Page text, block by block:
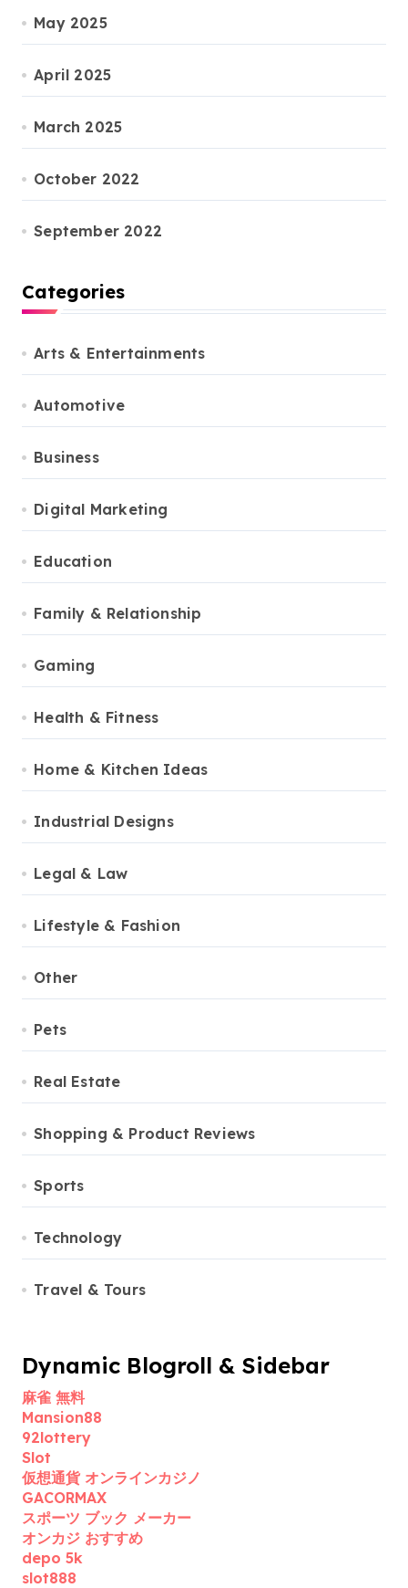
May 2025
April 2025
March 2025
October 2022
September 2022
Categories
Arts & Entertainments
Automotive
Business
Digital Marketing
Education
Family & Relationship
Gaming
Health & Fitness
Home & Kitchen Ideas
Industrial Designs
Legal & Law
Lifestyle & Fashion
Other
Pets
Real Estate
Shopping & Product Reviews
Sports
Technology
Travel & Tours
Dynamic Blogroll & Sidebar
麻雀 無料
Mansion88
92lottery
Slot
仮想通貨 オンラインカジノ
GACORMAX
スポーツ ブック メーカー
オンカジ おすすめ
depo 5k
slot888